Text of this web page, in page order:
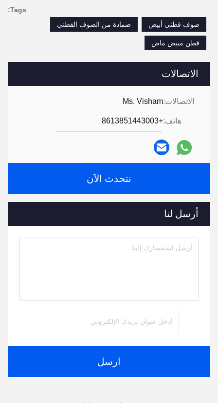
الاتصالات
الاتصالات:Ms. Visham
هاتف:+8613851443003
نتحدث الآن
أرسل لنا
ارسل
Tags:
صوف قطني أبيض
ضمادة من الصوف القطني
قطن مبيض ماص